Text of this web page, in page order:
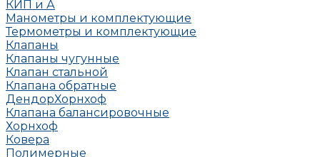
КИП и А
Манометры и комплектующие
Термометры и комплектующие
Клапаны
Клапаны чугунные
Клапан стальной
Клапана обратные
ДендорХорнхоф
Клапана балансировочные
Хорнхоф
Ковера
Полимерные